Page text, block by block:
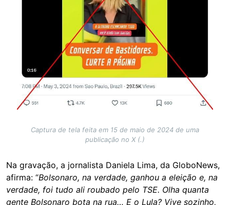
Captura de tela feita em 15 de maio de 2024 de uma
publicação no X (.)
Na gravação, a jornalista Daniela Lima, da GloboNews,
afirma: “Bolsonaro, na verdade, ganhou a eleição e, na
verdade, foi tudo ali roubado pelo TSE. Olha quanta
gente Bolsonaro bota na rua… E o Lula? Vive sozinho,